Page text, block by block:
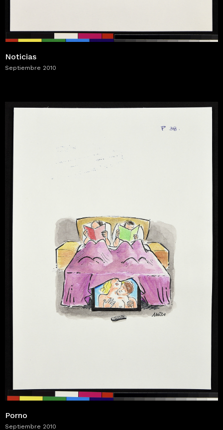
Noticias
Septiembre 2010
Porno
Septiembre 2010